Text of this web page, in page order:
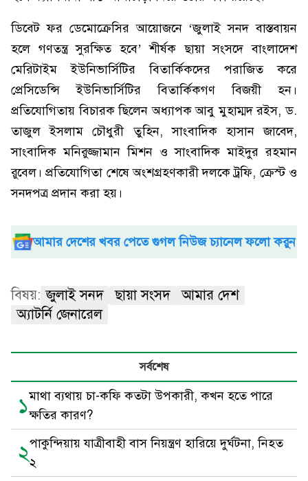
ডিবেট ফর ডেমোক্রেসির আয়োজনে ‘জুলাই সনদ বাস্তবায়ন
হলে গণতন্ত্র সুরক্ষিত হবে’ শীর্ষক ছায়া সংসদে বাংলাদেশ
মেরিটাইম ইউনিভার্সিটির বিতার্কিকদের পরাজিত করে
প্রেসিডেন্সি ইউনিভার্সিটির বিতার্কিকগণ বিজয়ী হন।
প্রতিযোগিতায় বিচারক ছিলেন অধ্যাপক আবু মুহাম্মদ রইস, ড.
তাজুল ইসলাম চৌধুরী তুহিন, সাংবাদিক হাসান জাবেদ,
সাংবাদিক মনিরুজ্জামান মিশন ও সাংবাদিক মাইদুর রহমান
রুবেল। প্রতিযোগিতা শেষে অংশগ্রহণকারী দলকে ট্রফি, ক্রেস্ট ও
সনদপত্র প্রদান করা হয়।
আমার দেশের খবর পেতে গুগল নিউজ চ্যানেল ফলো করুন
বিষয়: জুলাই সনদ ছায়া সংসদ
আমার দেশ
অ্যাটর্নি জেনারেল
সর্বশেষ
১মাথা ব্যথায় চা-কফি কতটা উপকারী, কখন হতে পারে
ক্ষতির কারণ?
২পাকুন্দিয়ায় যাত্রীবাহী বাস নিয়ন্ত্রণ হারিয়ে দুর্ঘটনা, নিহত
২